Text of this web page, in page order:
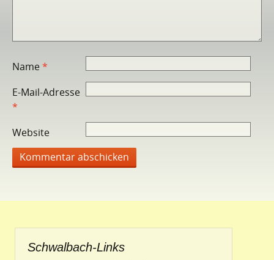
Name*
E-Mail-Adresse
*
Website
Schwalbach-Links